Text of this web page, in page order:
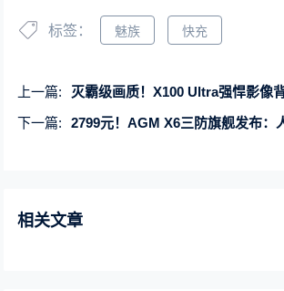
标签： 魅族 快充
上一篇:
灭霸级画质！X100 Ultra强悍影像背后：硬件、
下一篇:
2799元！AGM X6三防旗舰发布：人为进
相关文章